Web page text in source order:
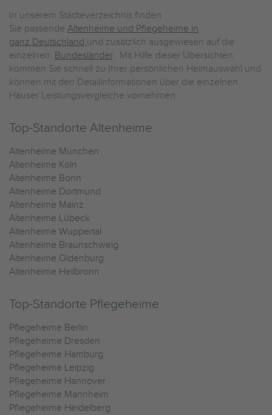
In unserem Städteverzeichnis finden
Sie passende Altenheime und Pflegeheime in
ganz Deutschland und zusätzlich ausgewiesen auf die
einzelnen Bundesländer. Mit Hilfe dieser Übersichten
kommen Sie schnell zu Ihrer persönlichen Heimauswahl und
können mit den Detailinformationen über die einzelnen
Häuser Leistungsvergleiche vornehmen.
Top-Standorte Altenheime
Altenheime München
Altenheime Köln
Altenheime Bonn
Altenheime Dortmund
Altenheime Mainz
Altenheime Lübeck
Altenheime Wuppertal
Altenheime Braunschweig
Altenheime Oldenburg
Altenheime Heilbronn
Top-Standorte Pflegeheime
Pflegeheime Berlin
Pflegeheime Dresden
Pflegeheime Hamburg
Pflegeheime Leipzig
Pflegeheime Hannover
Pflegeheime Mannheim
Pflegeheime Heidelberg